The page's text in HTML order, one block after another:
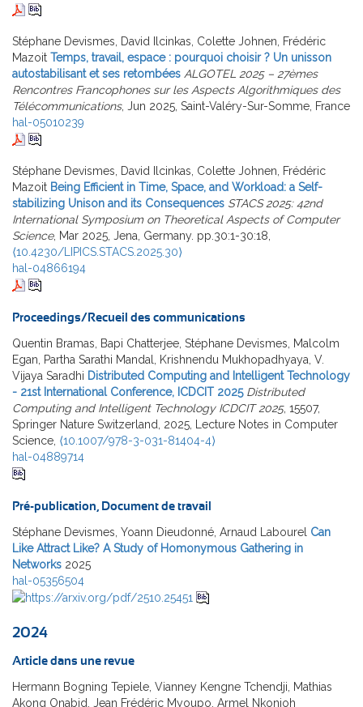
Stéphane Devismes, David Ilcinkas, Colette Johnen, Frédéric
Mazoit Temps, travail, espace : pourquoi choisir ? Un unisson
autostabilisant et ses retombées ALGOTEL 2025 – 27èmes
Rencontres Francophones sur les Aspects Algorithmiques des
Télécommunications, Jun 2025, Saint-Valéry-Sur-Somme, France
hal-05010239
Stéphane Devismes, David Ilcinkas, Colette Johnen, Frédéric
Mazoit Being Efficient in Time, Space, and Workload: a Self-
stabilizing Unison and its Consequences STACS 2025: 42nd
International Symposium on Theoretical Aspects of Computer
Science, Mar 2025, Jena, Germany. pp.30:1-30:18,
⟨10.4230/LIPICS.STACS.2025.30⟩
hal-04866194
Proceedings/Recueil des communications
Quentin Bramas, Bapi Chatterjee, Stéphane Devismes, Malcolm
Egan, Partha Sarathi Mandal, Krishnendu Mukhopadhyaya, V.
Vijaya Saradhi Distributed Computing and Intelligent Technology
- 21st International Conference, ICDCIT 2025 Distributed
Computing and Intelligent Technology ICDCIT 2025, 15507,
Springer Nature Switzerland, 2025, Lecture Notes in Computer
Science, ⟨10.1007/978-3-031-81404-4⟩
hal-04889714
Pré-publication, Document de travail
Stéphane Devismes, Yoann Dieudonné, Arnaud Labourel Can
Like Attract Like? A Study of Homonymous Gathering in
Networks 2025
hal-05356504
2024
Article dans une revue
Hermann Bogning Tepiele, Vianney Kengne Tchendji, Mathias
Akong Onabid, Jean Frédéric Myoupo, Armel Nkonjoh